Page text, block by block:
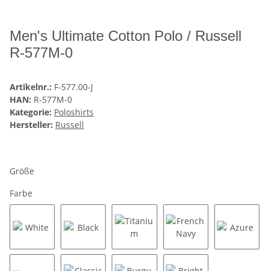
Men's Ultimate Cotton Polo / Russell
R-577M-0
Artikelnr.: F-577.00-J
HAN: R-577M-0
Kategorie: Poloshirts
Hersteller: Russell
Größe
Farbe
White Black Titanium French Navy